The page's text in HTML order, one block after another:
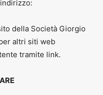
della Società Giorgio
altri siti web
tramite link.